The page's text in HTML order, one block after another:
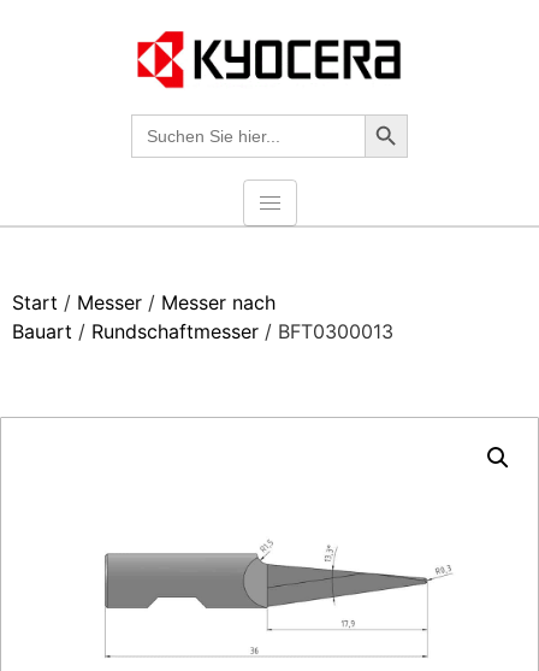
Suche
nach:
Search-Taste
Start / Messer / Messer nach
Bauart / Rundschaftmesser / BFT0300013